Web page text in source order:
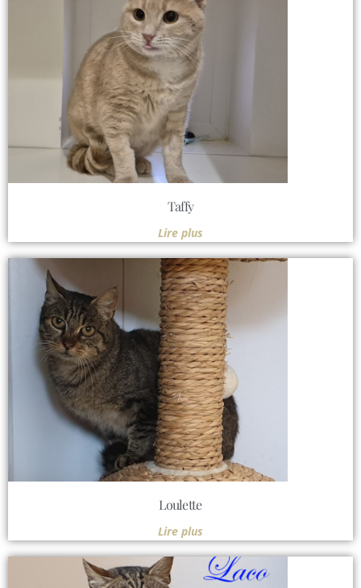
Taffy
Lire plus
Loulette
Lire plus